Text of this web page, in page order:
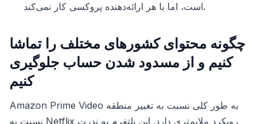
است، اما با هر ارائه‌دهنده پروکسی کار نمی‌کند.
چگونه محتوای کشورهای مختلف را تماشا
کنیم و از مسدود شدن حساب جلوگیری
کنیم
Amazon Prime Video به طور کلی نسبت به تغییر منطقه
نسبت به Netflix رویکرد ملایم‌تری دارد. این پلتفرم به ندرت